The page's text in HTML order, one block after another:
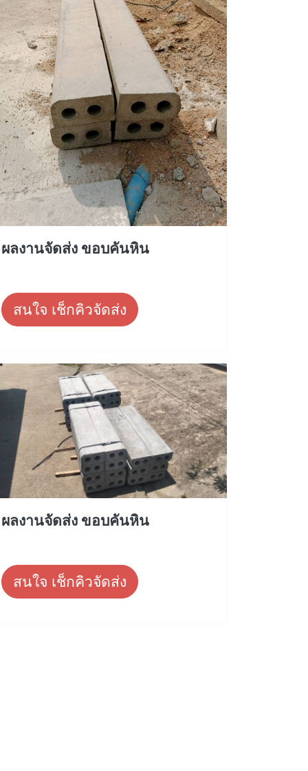
ผลงานจัดส่ง ขอบคันหิน
สนใจ เช็กคิวจัดส่ง
ผลงานจัดส่ง ขอบคันหิน
สนใจ เช็กคิวจัดส่ง